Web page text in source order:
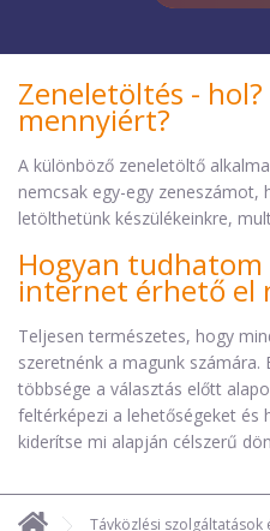
Zeneletöltés -
mennyiért?
A különböző zeneletöltő
nemcsak egy-egy zeneszámot,
letölthetünk készülékeinkre,
Hogyan
internet érhető el
Teljesen természetes, hogy
szeretnénk a magunk számára.
többsége a választás előtt
feltérképezi a lehetőségeket
kiderítse mi alapján célszerű
Távközlési szolgáltatások